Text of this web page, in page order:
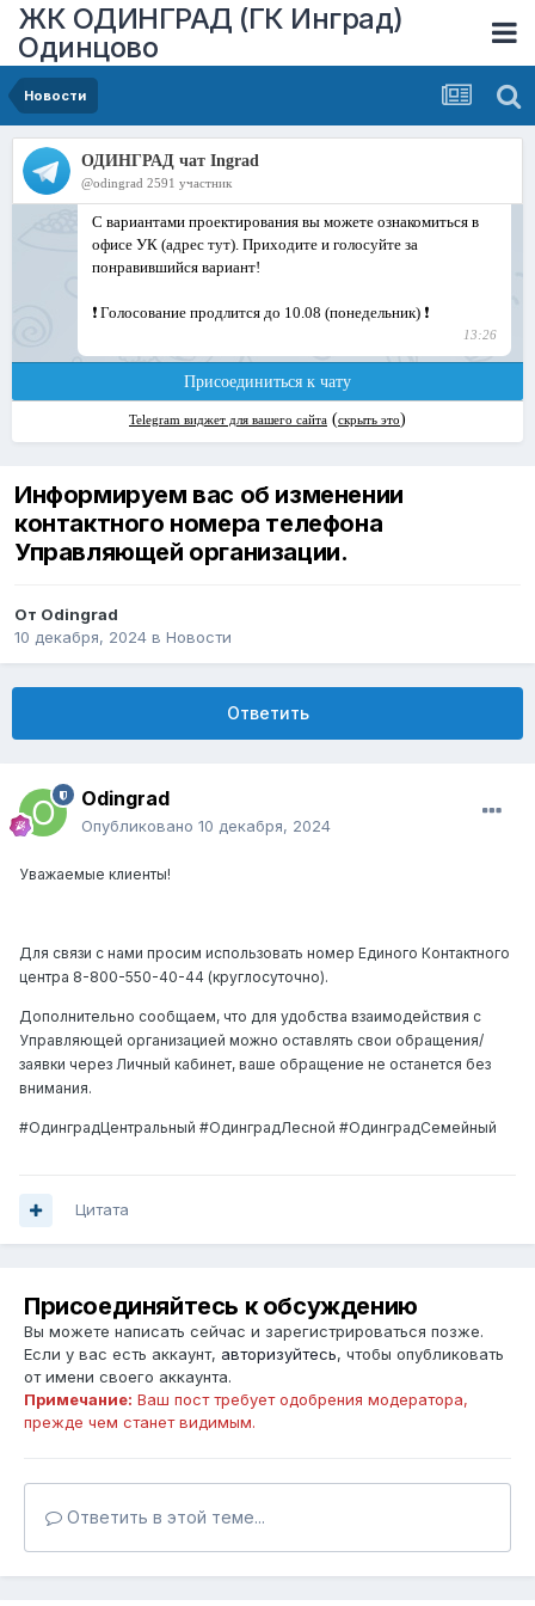
ЖК ОДИНГРАД (ГК Инград)
Одинцово
Новости
Информируем вас об изменении
контактного номера телефона
Управляющей организации.
От Odingrad
10 декабря, 2024 в Новости
Ответить
Odingrad
Опубликовано 10 декабря, 2024
Уважаемые клиенты!
Для связи с нами просим использовать номер Единого Контактного
центра 8-800-550-40-44 (круглосуточно).
Дополнительно сообщаем, что для удобства взаимодействия с
Управляющей организацией можно оставлять свои обращения/
заявки через Личный кабинет, ваше обращение не останется без
внимания.
#ОдинградЦентральный #ОдинградЛесной #ОдинградСемейный
Цитата
Присоединяйтесь к обсуждению
Вы можете написать сейчас и зарегистрироваться позже.
Если у вас есть аккаунт, авторизуйтесь, чтобы опубликовать
от имени своего аккаунта.
Примечание: Ваш пост требует одобрения модератора,
прежде чем станет видимым.
Ответить в этой теме...